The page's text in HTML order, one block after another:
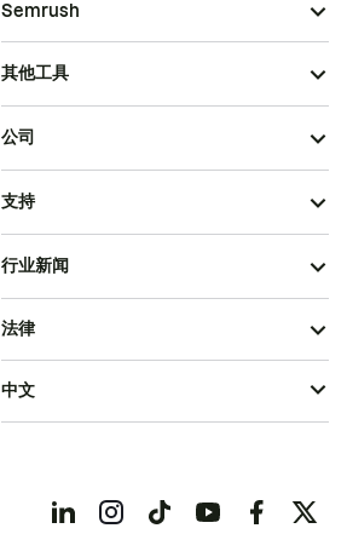
Semrush
其他工具
公司
支持
行业新闻
法律
中文